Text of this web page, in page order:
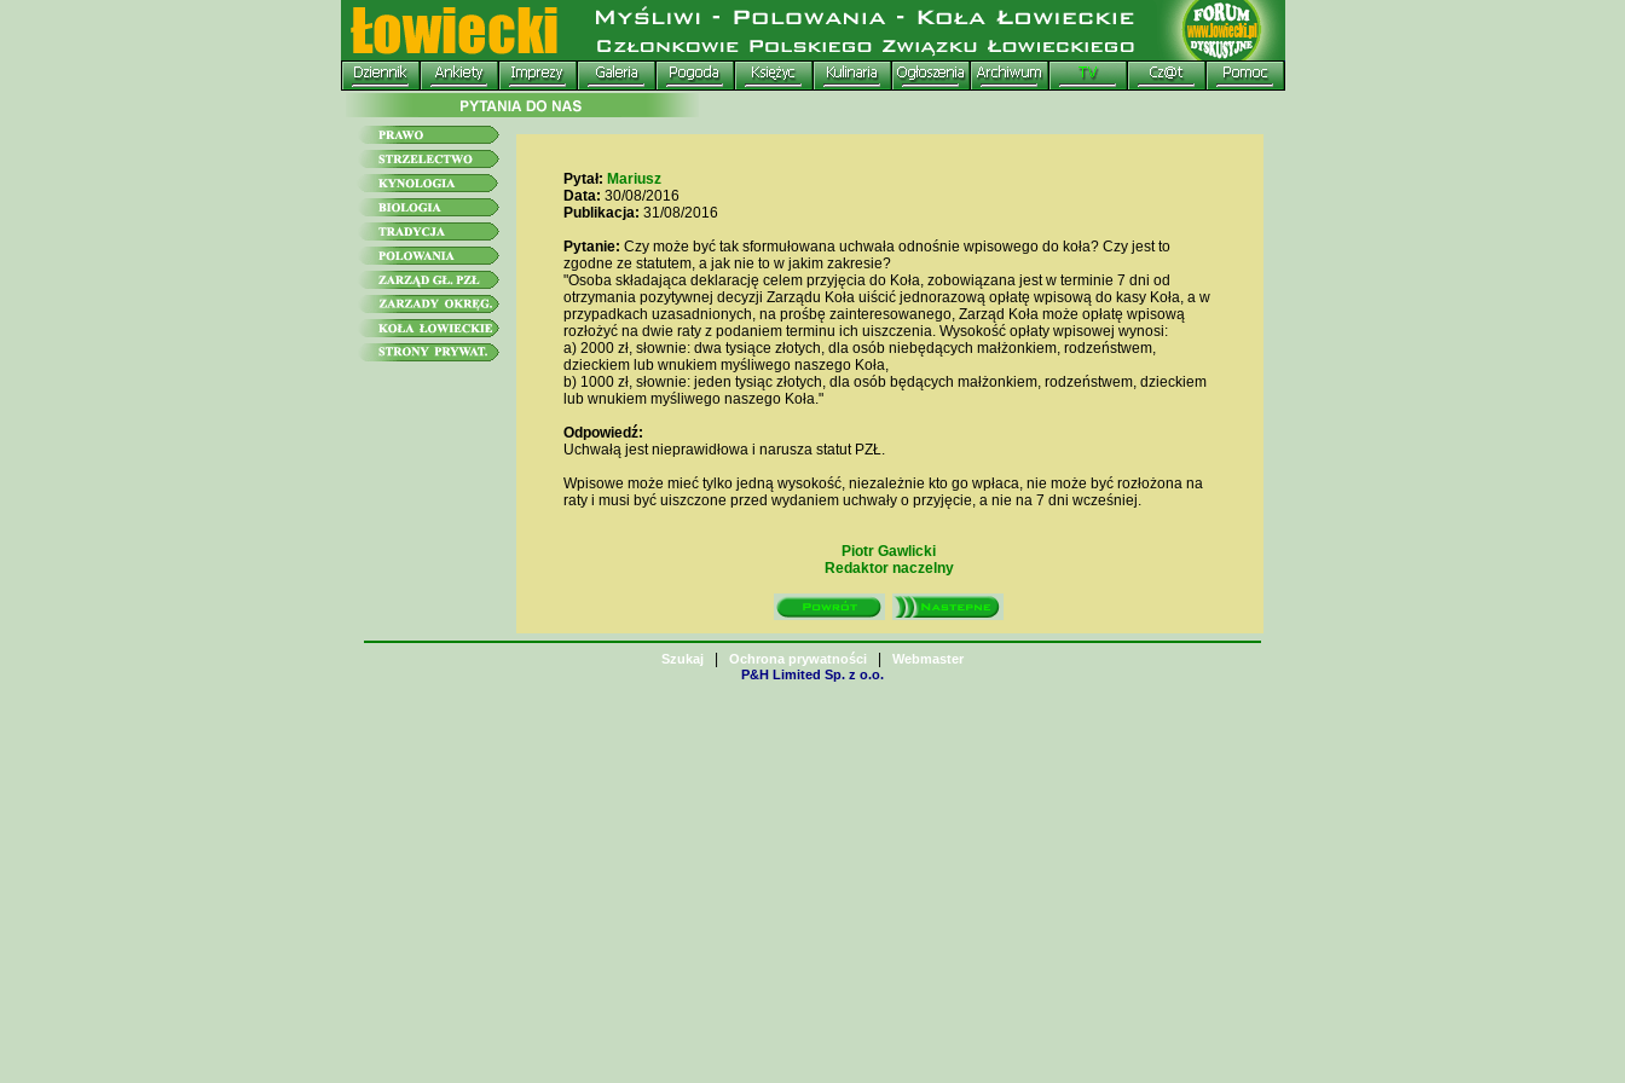
Pytał: Mariusz
Data: 30/08/2016
Publikacja: 31/08/2016
Pytanie: Czy może być tak sformułowana uchwała odnośnie wpisowego do koła? Czy jest to
zgodne ze statutem, a jak nie to w jakim zakresie?
"Osoba składająca deklarację celem przyjęcia do Koła, zobowiązana jest w terminie 7 dni od
otrzymania pozytywnej decyzji Zarządu Koła uiścić jednorazową opłatę wpisową do kasy Koła, a w
przypadkach uzasadnionych, na prośbę zainteresowanego, Zarząd Koła może opłatę wpisową
rozłożyć na dwie raty z podaniem terminu ich uiszczenia. Wysokość opłaty wpisowej wynosi:
a) 2000 zł, słownie: dwa tysiące złotych, dla osób niebędących małżonkiem, rodzeństwem,
dzieckiem lub wnukiem myśliwego naszego Koła,
b) 1000 zł, słownie: jeden tysiąc złotych, dla osób będących małżonkiem, rodzeństwem, dzieckiem
lub wnukiem myśliwego naszego Koła."
Odpowiedź:
Uchwałą jest nieprawidłowa i narusza statut PZŁ.
Wpisowe może mieć tylko jedną wysokość, niezależnie kto go wpłaca, nie może być rozłożona na
raty i musi być uiszczone przed wydaniem uchwały o przyjęcie, a nie na 7 dni wcześniej.
Piotr Gawlicki
Redaktor naczelny
Szukaj Ochrona prywatności
Webmaster
P&H Limited Sp. z o.o.